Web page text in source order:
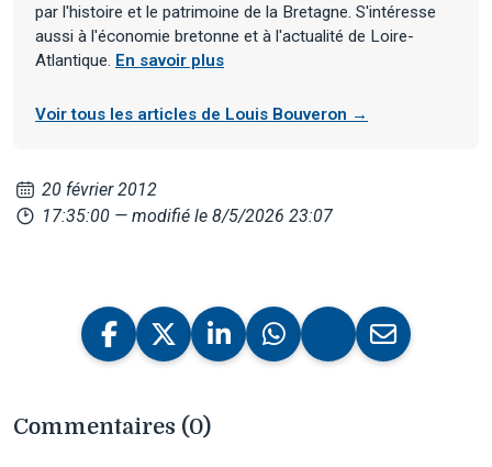
par l'histoire et le patrimoine de la Bretagne. S'intéresse
aussi à l'économie bretonne et à l'actualité de Loire-
Atlantique. En savoir plus
Voir tous les articles de Louis Bouveron →
20 février 2012
17:35:00 — modifié le 8/5/2026 23:07
Commentaires (0)